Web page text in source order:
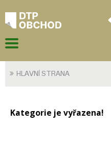
HLAVNÍ STRANA
Kategorie je vyřazena!